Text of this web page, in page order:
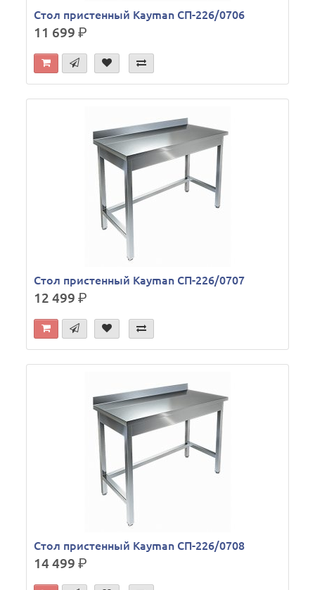
Стол пристенный Kayman СП-226/0706
11 699р.
Стол пристенный Kayman СП-226/0707
12 499р.
Стол пристенный Kayman СП-226/0708
14 499р.